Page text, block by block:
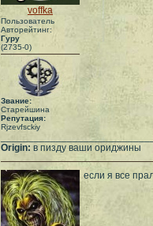
voffka
Пользователь
Авторейтинг:
Гуру
(2735-0)
Звание:
Старейшина
Репутация:
Rjzevfsckiy
Origin: в пизду ваши ориджины
если я все